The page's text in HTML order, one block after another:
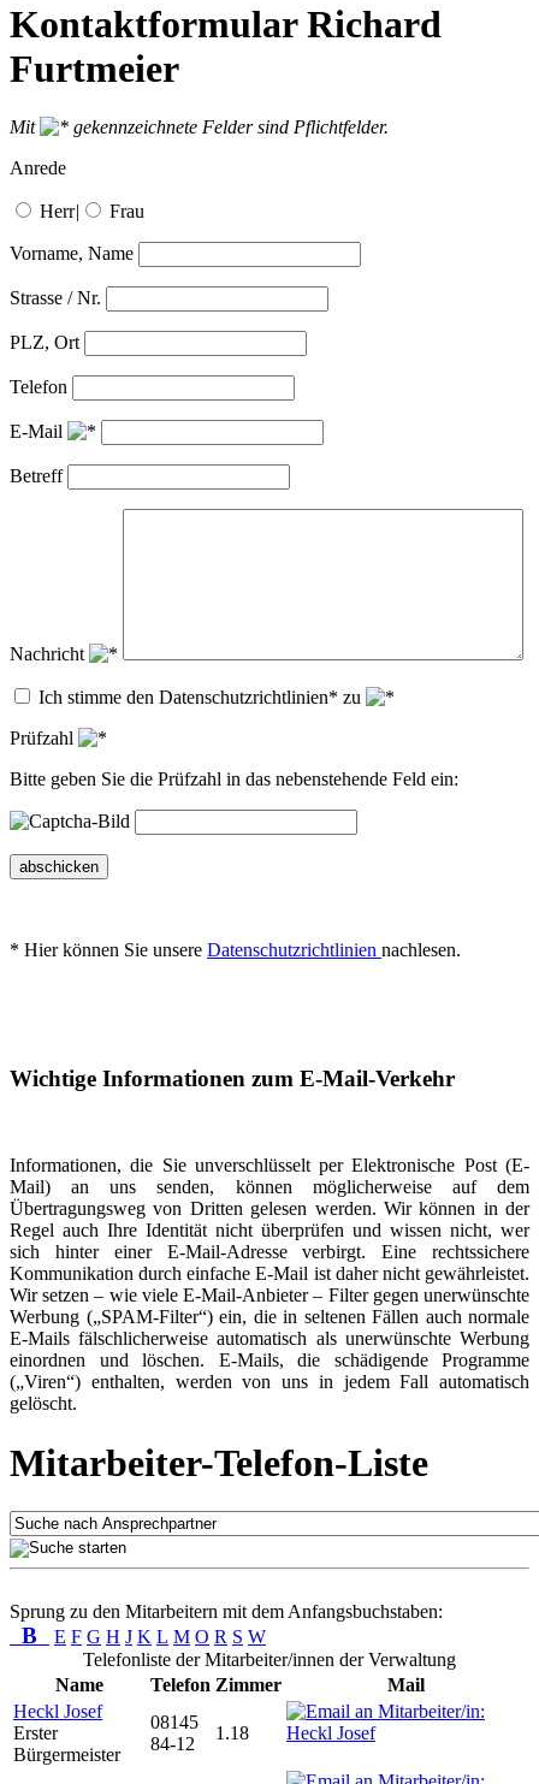
Kontaktformular Richard
Furtmeier
Mit
gekennzeichnete Felder sind Pflichtfelder.
Anrede
Herr| Frau
Vorname, Name
Strasse / Nr.
PLZ, Ort
Telefon
E-Mail
Betreff
Nachricht
Ich stimme den Datenschutzrichtlinien* zu
Prüfzahl
Bitte geben Sie die Prüfzahl in das nebenstehende Feld ein:
abschicken
* Hier können Sie unsere Datenschutzrichtlinien nachlesen.
Wichtige Informationen zum E-Mail-Verkehr
Informationen, die Sie unverschlüsselt per Elektronische Post (E-
Mail) an uns senden, können möglicherweise auf dem
Übertragungsweg von Dritten gelesen werden. Wir können in der
Regel auch Ihre Identität nicht überprüfen und wissen nicht, wer
sich hinter einer E-Mail-Adresse verbirgt. Eine rechtssichere
Kommunikation durch einfache E-Mail ist daher nicht gewährleistet.
Wir setzen – wie viele E-Mail-Anbieter – Filter gegen unerwünschte
Werbung („SPAM-Filter“) ein, die in seltenen Fällen auch normale
E-Mails fälschlicherweise automatisch als unerwünschte Werbung
einordnen und löschen. E-Mails, die schädigende Programme
(„Viren“) enthalten, werden von uns in jedem Fall automatisch
gelöscht.
Mitarbeiter-Telefon-Liste
Sprung zu den Mitarbeitern mit dem Anfangsbuchstaben:
B E F G H J K L M O R S W
Telefonliste der Mitarbeiter/innen der Verwaltung
Name
Telefon Zimmer
Mail
Heckl Josef
Erster
Bürgermeister
08145
84-12
1.18